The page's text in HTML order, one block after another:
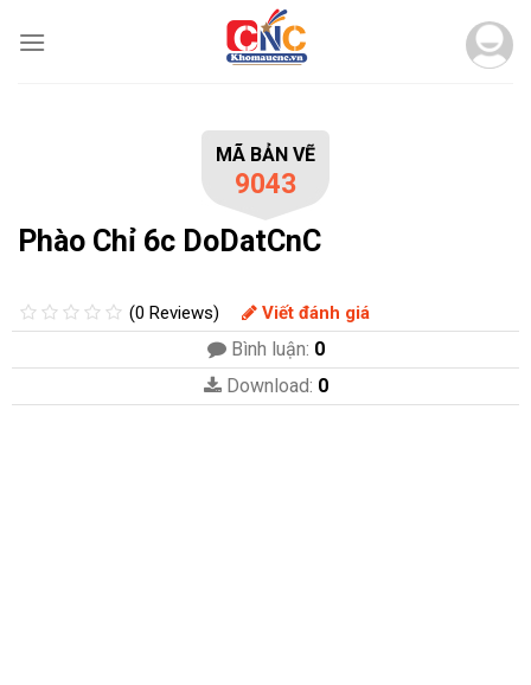
MÃ BẢN VẼ
9043
Phào Chỉ 6c DoDatCnC
(0 Reviews) Viết đánh giá
Bình luận: 0
Download: 0